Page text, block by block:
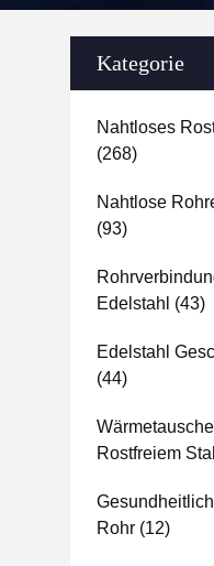
Kategorie
Nahtloses
(268)
Nahtlose
(93)
Edelstahl (43)
Edelstahl
(44)
Rostfreiem
Rohr (12)